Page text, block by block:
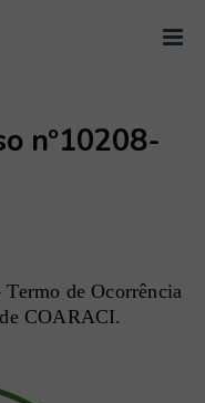
nº10208-
Termo de Ocorrência
COARACI.